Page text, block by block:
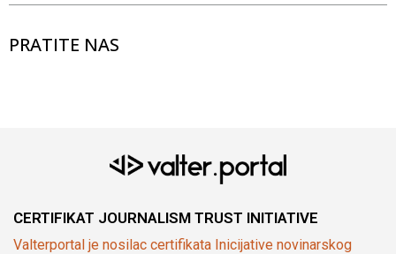
PRATITE NAS
CERTIFIKAT JOURNALISM TRUST INITIATIVE
Valterportal je nosilac certifikata Inicijative novinarskog